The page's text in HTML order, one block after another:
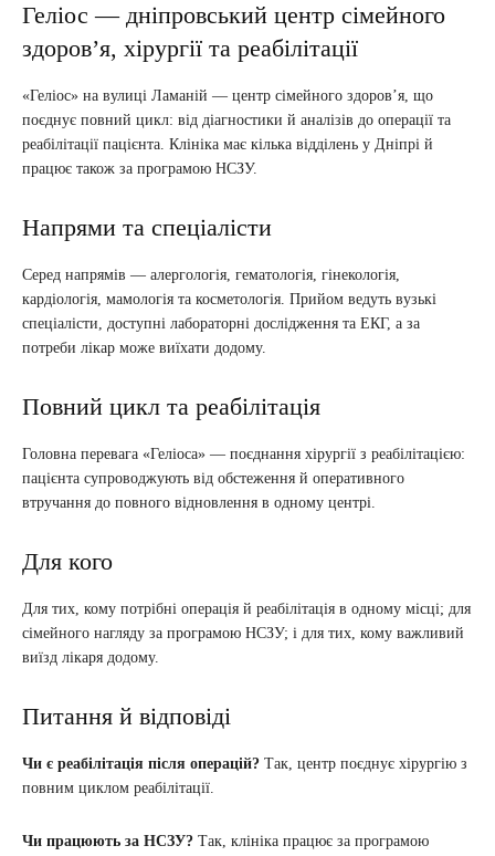
Геліос — дніпровський центр сімейного
здоров’я, хірургії та реабілітації
«Геліос» на вулиці Ламаній — центр сімейного здоров’я, що
поєднує повний цикл: від діагностики й аналізів до операції та
реабілітації пацієнта. Клініка має кілька відділень у Дніпрі й
працює також за програмою НСЗУ.
Напрями та спеціалісти
Серед напрямів — алергологія, гематологія, гінекологія,
кардіологія, мамологія та косметологія. Прийом ведуть вузькі
спеціалісти, доступні лабораторні дослідження та ЕКГ, а за
потреби лікар може виїхати додому.
Повний цикл та реабілітація
Головна перевага «Геліоса» — поєднання хірургії з реабілітацією:
пацієнта супроводжують від обстеження й оперативного
втручання до повного відновлення в одному центрі.
Для кого
Для тих, кому потрібні операція й реабілітація в одному місці; для
сімейного нагляду за програмою НСЗУ; і для тих, кому важливий
виїзд лікаря додому.
Питання й відповіді
Чи є реабілітація після операцій? Так, центр поєднує хірургію з
повним циклом реабілітації.
Чи працюють за НСЗУ? Так, клініка працює за програмою